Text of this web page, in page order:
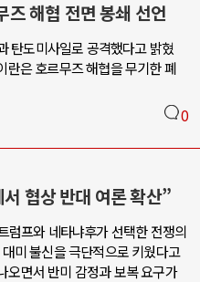
즈 해협 전면 봉쇄 선언
탄도미사일로 공격했다고 밝혔
란은 호르무즈 해협을 무기한 폐
0
협상 반대 여론 확산”
프와 네타냐후가 선택한 전쟁의
미 불신을 극단적으로 키웠다고
오면서 반미 감정과 보복 요구가